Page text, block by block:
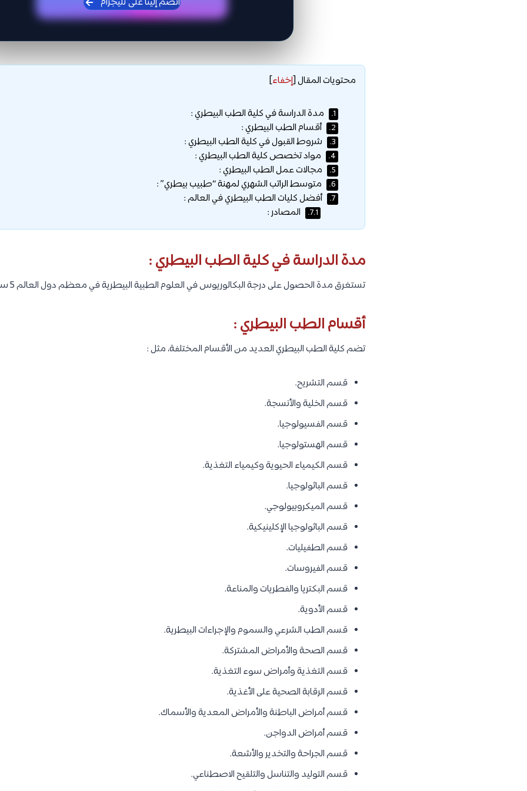
محتويات المقال[إخفاء]
1. مدة الدراسة في كلية الطب البيطري :
2. أقسام الطب البيطري :
3. شروط القبول في كلية الطب البيطري :
4. مواد تخصص كلية الطب البيطري :
5. مجالات عمل الطب البيطري :
6. متوسط الراتب الشهري لمهنة “طبيب بيطري” :
7. أفضل كليات الطب البيطري في العالم :
7.1. المصادر :
مدة الدراسة في كلية الطب البيطري :
تستغرق مدة الحصول على درجة البكالوريوس في العلوم الطبية البيطرية في معظم دول العالم 5 سنوات.
أقسام الطب البيطري :
تضم كلية الطب البيطري العديد من الأقسام المختلفة، مثل :
قسم التشريح.
قسم الخلية والأنسجة.
قسم الفسيولوجيا.
قسم الهستولوجيا.
قسم الكيمياء الحيوية وكيمياء التغذية.
قسم الباثولوجيا.
قسم الميكروبيولوجي.
قسم الباثولوجيا الإكلينيكية.
قسم الطفيليات.
قسم الفيروسات.
قسم البكتريا والفطريات والمناعة.
قسم الأدوية.
قسم الطب الشرعي والسموم والإجراءات البيطرية.
قسم الصحة والأمراض المشتركة.
قسم التغذية وأمراض سوء التغذية.
قسم الرقابة الصحية على الأغذية.
قسم أمراض الباطنة والأمراض المعدية والأسماك.
قسم أمراض الدواجن.
قسم الجراحة والتخدير والأشعة.
قسم التوليد والتناسل والتلقيح الاصطناعي.